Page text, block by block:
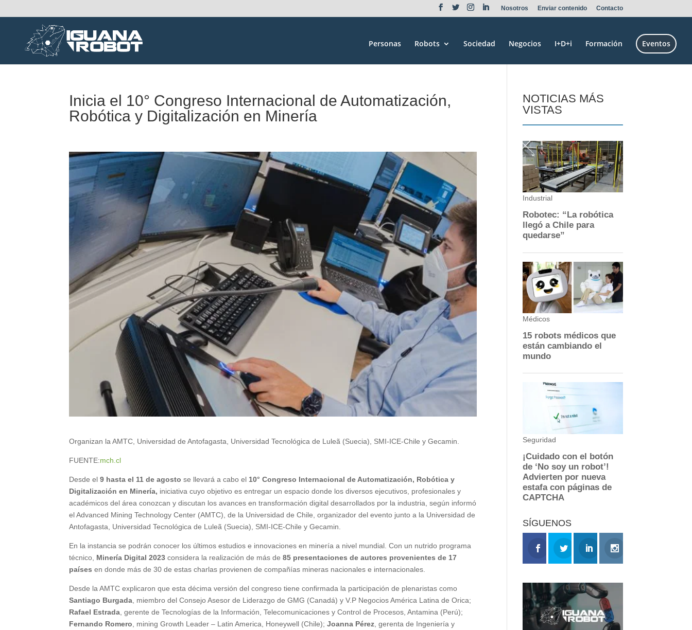
Nosotros Enviar contenido Contacto
Personas Robots Sociedad Negocios I+D+i Formación Eventos
Inicia el 10° Congreso Internacional de Automatización,
Robótica y Digitalización en Minería
Organizan la AMTC, Universidad de Antofagasta, Universidad Tecnológica de Luleã (Suecia), SMI-ICE-Chile y Gecamin.
FUENTE:mch.cl
Desde el9 hasta el 11 de agosto se llevará a cabo el 10° Congreso Internacional de Automatización, Robótica y
Digitalización en Minería, iniciativa cuyo objetivo es entregar un espacio donde los diversos ejecutivos, profesionales y
académicos del área conozcan y discutan los avances en transformación digital desarrollados por la industria, según informó
el Advanced Mining Technology Center (AMTC), de la Universidad de Chile, organizador del evento junto a la Universidad de
Antofagasta, Universidad Tecnológica de Luleã (Suecia), SMI-ICE-Chile y Gecamin.
En la instancia se podrán conocer los últimos estudios e innovaciones en minería a nivel mundial. Con un nutrido programa
técnico, Minería Digital 2023considera la realización de más de85 presentaciones de autores provenientes de 17
países en donde más de 30 de estas charlas provienen de compañías mineras nacionales e internacionales.
Desde la AMTC explicaron que esta décima versión del congreso tiene confirmada la participación de plenaristas como
Santiago Burgada , miembro del Consejo Asesor de Liderazgo de GMG (Canadá) y V.P Negocios América Latina de Orica;
Rafael Estrada , gerente de Tecnologías de la Información, Telecomunicaciones y Control de Procesos, Antamina (Perú);
Fernando Romero , mining Growth Leader – Latin America, Honeywell (Chile);Joanna Pérez , gerenta de Ingeniería y
NOTICIAS MÁS
VISTAS
SÍGUENOS